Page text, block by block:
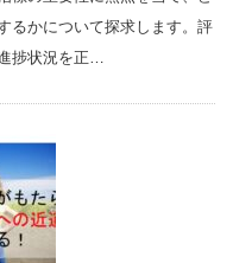
るかについて探求します。評
捗状況を正…